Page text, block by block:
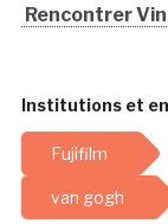
Rencontrer
Institutions et
Fujifilm
van gogh